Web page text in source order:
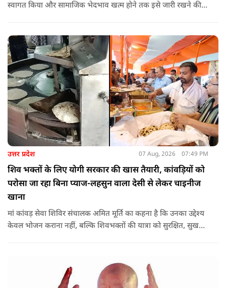
स्वागत किया और सामाजिक भेदभाव खत्म होने तक इसे जारी रखने की
उत्तर प्रदेश 07 Aug, 2026 07:49 PM
शिव भक्तों के लिए योगी सरकार की खास तैयारी, कांवड़ियों को
परोसा जा रहा बिना प्याज-लहसुन वाला देसी से लेकर चाइनीज
खाना
मां कांवड़ सेवा शिविर संचालक अमित मूर्ति का कहना है कि उनका उद्देश्य
केवल भोजन कराना नहीं, बल्कि शिवभक्तों की यात्रा को सुरक्षित, सुखद